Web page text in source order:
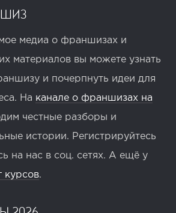
медиа о франшизах и
материалов вы можете узнать
и почерпнуть идеи для
На канале о франшизах на
честные разборы и
истории. Регистрируйтесь
на нас в соц. сетях. А ещё у
курсов.